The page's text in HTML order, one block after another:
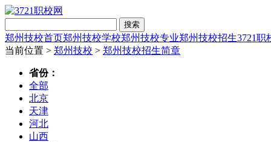
搜索
郑州技校首页郑州技校学校郑州技校专业郑州技校招生3721职
当前位置 > 郑州技校 > 郑州技校招生简章
省份：
全部
北京
天津
河北
山西